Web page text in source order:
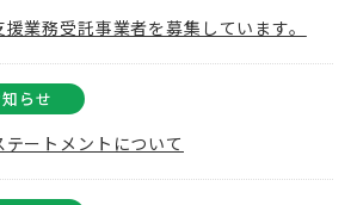
業務受託事業者を募集しています。
らせ
ートメントについて